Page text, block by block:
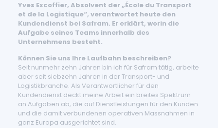
Yves Excoffier, Absolvent der „École du Transport
et de la Logistique“, verantwortet heute den
Kundendienst bei Safram. Er erklärt, worin die
Aufgabe seines Teams innerhalb des
Unternehmens besteht.
Können Sie uns Ihre Laufbahn beschreiben?
Seit nunmehr zehn Jahren bin ich für Safram tätig, arbeite
aber seit siebzehn Jahren in der Transport- und
Logistikbranche. Als Verantwortlicher für den
Kundendienst deckt meine Arbeit ein breites Spektrum
an Aufgaben ab, die auf Dienstleistungen für den Kunden
und die damit verbundenen operativen Massnahmen in
ganz Europa ausgerichtet sind.